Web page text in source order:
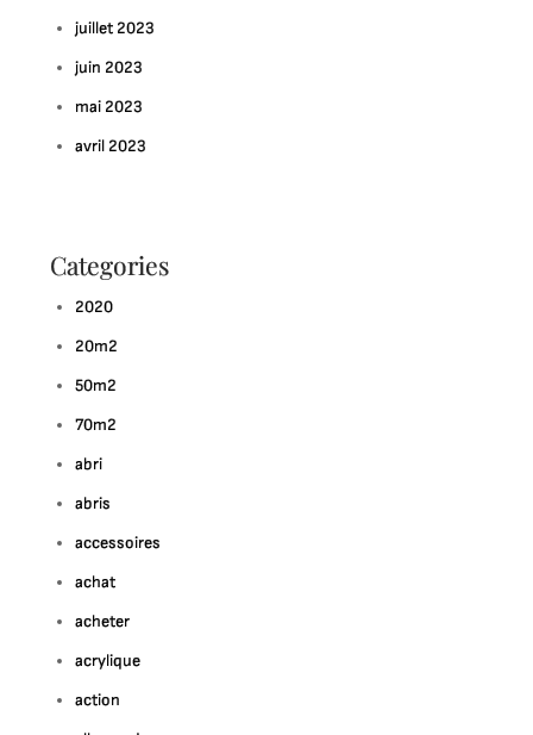
juillet 2023
juin 2023
mai 2023
avril 2023
Categories
2020
20m2
50m2
70m2
abri
abris
accessoires
achat
acheter
acrylique
action